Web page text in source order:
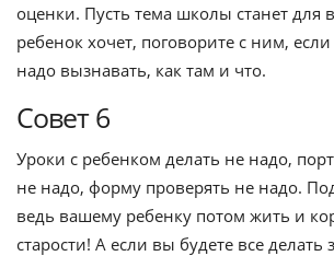
оценки. Пусть тема школы станет для
ребенок хочет, поговорите с ним,
надо вызнавать, как там и что.
Совет 6
Уроки с ребенком делать не надо,
не надо, форму проверять не надо.
ведь вашему ребенку потом жить и
старости! А если вы будете все делать